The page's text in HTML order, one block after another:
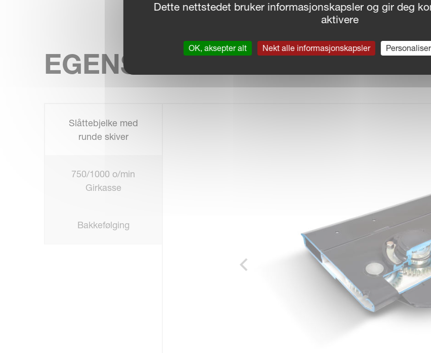
EGENSKAPER
Slåttebjelke med
runde skiver
750/1000 o/min
Girkasse
Bakkefølging
Dette nettstedet bruker informasjonskapsler og gir deg
aktivere
OK, aksepter alt Nekt alle informasjonskapsler Personaliser